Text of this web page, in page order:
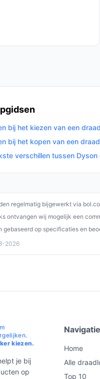
berging; grotere
prestaties? — Let op de
voor dagelijks gebruik en
Li‑Ion accu; zonder
de stofzak en
zuigmond en het
droog en op
de aanbevelingen van
de handleiding/specs:
accu compatibel is met
levert.
voor stofzakvervanging
bij het kiezen van een
bij het kopen van een
verschillen tussen
regelmatig bijgewerkt via
ontvangen wij mogelijk een
gebaseerd op specificaties en
2026
kiezen.
je bij
op
Navigatie
Home
Alle
Top 10